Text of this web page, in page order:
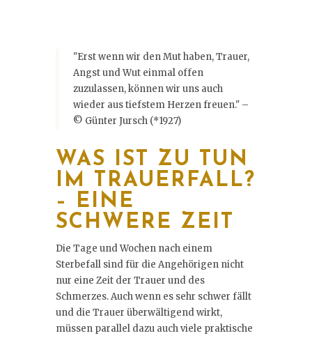
"Erst wenn wir den Mut haben, Trauer,
Angst und Wut einmal offen
zuzulassen, können wir uns auch
wieder aus tiefstem Herzen freuen." –
© Günter Jursch (*1927)
WAS IST ZU TUN
IM TRAUERFALL?
– EINE
SCHWERE ZEIT
Die Tage und Wochen nach einem
Sterbefall sind für die Angehörigen nicht
nur eine Zeit der Trauer und des
Schmerzes. Auch wenn es sehr schwer fällt
und die Trauer überwältigend wirkt,
müssen parallel dazu auch viele praktische